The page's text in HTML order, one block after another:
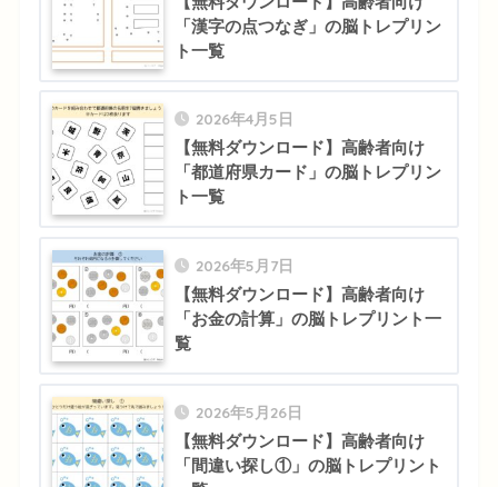
「漢字の点つなぎ」の脳トレプリン
ト一覧
2026年4月5日
【無料ダウンロード】高齢者向け
「都道府県カード」の脳トレプリン
ト一覧
2026年5月7日
【無料ダウンロード】高齢者向け
「お金の計算」の脳トレプリント一
覧
2026年5月26日
【無料ダウンロード】高齢者向け
「間違い探し①」の脳トレプリント